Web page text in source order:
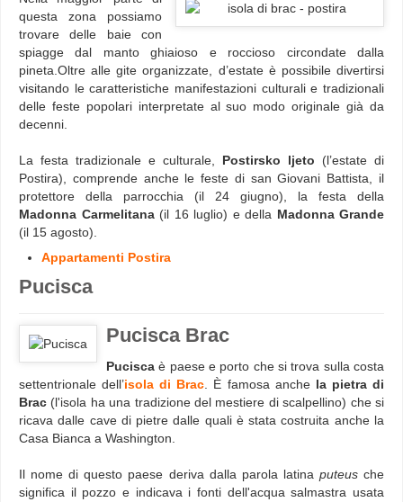
questa zona possiamo
trovare delle baie con
spiagge dal manto ghiaioso e roccioso circondate dalla
pineta.Oltre alle gite organizzate, d’estate è possibile divertirsi
visitando le caratteristiche manifestazioni culturali e tradizionali
delle feste popolari interpretate al suo modo originale già da
decenni.
La festa tradizionale e culturale, Postirsko ljeto (l’estate di
Postira), comprende anche le feste di san Giovani Battista, il
protettore della parrocchia (il 24 giugno), la festa della
Madonna Carmelitana(il 16 luglio) e della Madonna Grande
(il 15 agosto).
Appartamenti Postira
Pucisca
Pucisca Brac
Puciscaè paese e porto che si trova sulla costa
settentrionale dell’isola di Brac . È famosa anche la pietra di
Brac (l'isola ha una tradizione del mestiere di scalpellino) che si
ricava dalle cave di pietre dalle quali è stata costruita anche la
Casa Bianca a Washington.
Il nome di questo paese deriva dalla parola latina puteusche
significa il pozzo e indicava i fonti dell'acqua salmastra usata